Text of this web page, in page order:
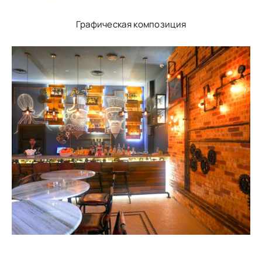
Графическая композиция